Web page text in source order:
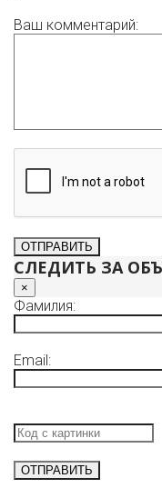
Ваш комментарий:
СЛЕДИТЬ ЗА
×
Фамилия:
Email: